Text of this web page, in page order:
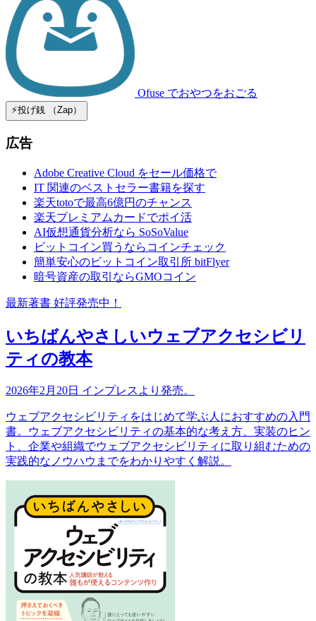
Ofuse でおやつをおごる
⚡️投げ銭 （Zap）
広告
Adobe Creative Cloud をセール価格で
IT 関連のベストセラー書籍を探す
楽天totoで最高6億円のチャンス
楽天プレミアムカードでポイ活
AI仮想通貨分析なら SoSoValue
ビットコイン買うならコインチェック
簡単安心のビットコイン取引所 bitFlyer
暗号資産の取引ならGMOコイン
最新著書 好評発売中！
いちばんやさしいウェブアクセシビリ
ティの教本
2026年2月20日 インプレスより発売。
ウェブアクセシビリティをはじめて学ぶ人におすすめの入門
書。ウェブアクセシビリティの基本的な考え方、実装のヒン
ト、企業や組織でウェブアクセシビリティに取り組むための
実践的なノウハウまでをわかりやすく解説。